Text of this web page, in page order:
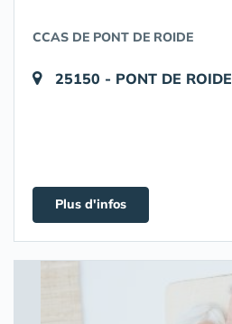
CCAS DE PONT DE ROIDE
25150 - PONT DE ROIDE
Plus d'infos